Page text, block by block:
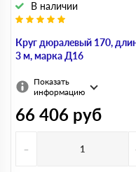
Круг дюралевый 170,
3 м, марка Д16
В наличии
Показать
информацию
66 406 руб
-